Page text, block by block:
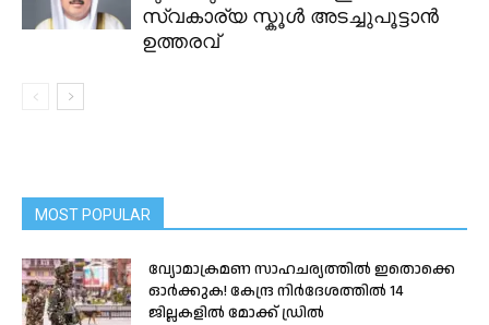
സ്വകാര്യ സ്കൂൾ അടച്ചുപൂട്ടാൻ
ഉത്തരവ്
MOST POPULAR
വ്യോമാക്രമണ സാഹചര്യത്തിൽ ഇതൊക്കെ
ഓർക്കുക! കേന്ദ്ര നിർദേശത്തിൽ 14
ജില്ലകളിൽ മോക്ക് ഡ്രിൽ